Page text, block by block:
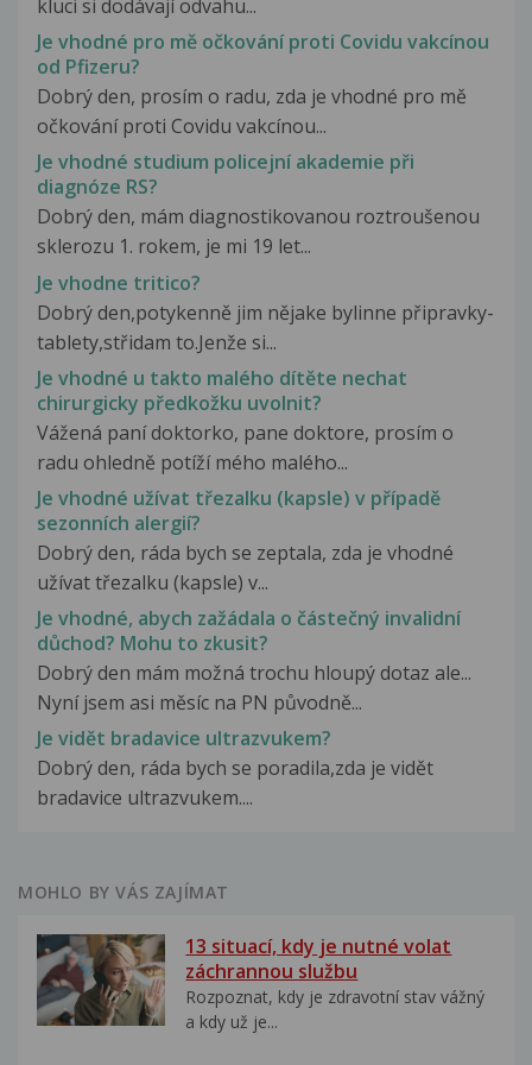
kluci si dodávají odvahu...
Je vhodné pro mě očkování proti Covidu vakcínou
od Pfizeru?
Dobrý den, prosím o radu, zda je vhodné pro mě
očkování proti Covidu vakcínou...
Je vhodné studium policejní akademie při
diagnóze RS?
Dobrý den, mám diagnostikovanou roztroušenou
sklerozu 1. rokem, je mi 19 let...
Je vhodne tritico?
Dobrý den,potykenně jim nějake bylinne připravky-
tablety,střidam to.Jenže si...
Je vhodné u takto malého dítěte nechat
chirurgicky předkožku uvolnit?
Vážená paní doktorko, pane doktore, prosím o
radu ohledně potíží mého malého...
Je vhodné užívat třezalku (kapsle) v případě
sezonních alergií?
Dobrý den, ráda bych se zeptala, zda je vhodné
užívat třezalku (kapsle) v...
Je vhodné, abych zažádala o částečný invalidní
důchod? Mohu to zkusit?
Dobrý den mám možná trochu hloupý dotaz ale...
Nyní jsem asi měsíc na PN původně...
Je vidět bradavice ultrazvukem?
Dobrý den, ráda bych se poradila,zda je vidět
bradavice ultrazvukem....
MOHLO BY VÁS ZAJÍMAT
13 situací, kdy je nutné volat
záchrannou službu
Rozpoznat, kdy je zdravotní stav vážný
a kdy už je...